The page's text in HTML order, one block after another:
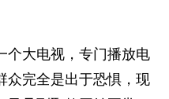
个大电视，专门播放电
众完全是出于恐惧，现